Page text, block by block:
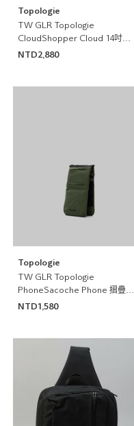
Topologie
TW GLR Topologie
CloudShopper Cloud 14吋手
提包
NTD2,880
Topologie
TW GLR Topologie
PhoneSacoche Phone 摺疊貼
身小包
NTD1,580